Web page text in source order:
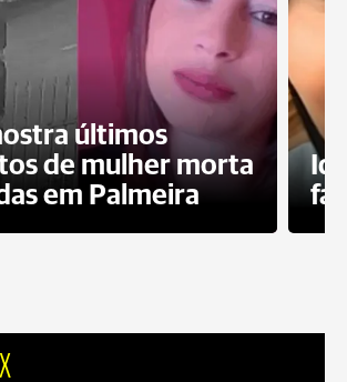
últimos
de mulher morta
em Palmeira